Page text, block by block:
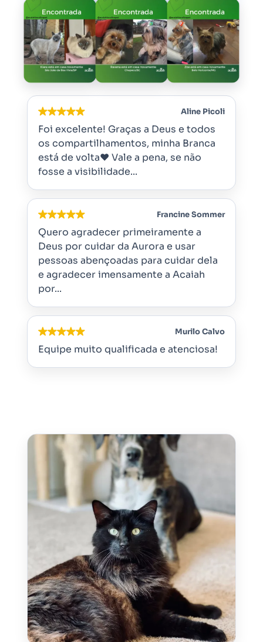
Aline Picoli
Foi excelente! Graças a Deus e todos
os compartilhamentos, minha Branca
está de volta❤️ Vale a pena, se não
fosse a visibilidade...
Francine Sommer
Quero agradecer primeiramente a
Deus por cuidar da Aurora e usar
pessoas abençoadas para cuidar dela
e agradecer imensamente a Acaiah
por...
Murilo Calvo
Equipe muito qualificada e atenciosa!